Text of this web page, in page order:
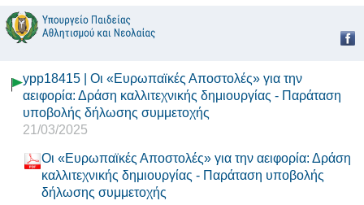
ypp18415 | Οι «Ευρωπαϊκές Αποστολές» για την
αειφορία: Δράση καλλιτεχνικής δημιουργίας - Παράταση
υποβολής δήλωσης συμμετοχής
21/03/2025
Οι «Ευρωπαϊκές Αποστολές» για την αειφορία: Δράση
καλλιτεχνικής δημιουργίας - Παράταση υποβολής
δήλωσης συμμετοχής